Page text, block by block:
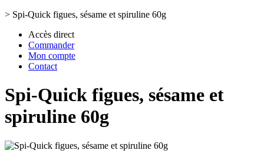
> Spi-Quick figues, sésame et spiruline 60g
Accès direct
Commander
Mon compte
Contact
Spi-Quick figues, sésame et
spiruline 60g